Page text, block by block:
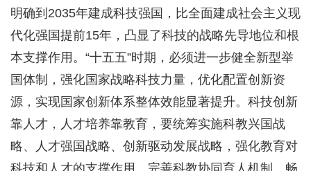
明确到2035年建成科技强国，比全面建成社会主义现
代化强国提前15年，凸显了科技的战略先导地位和根
本支撑作用。“十五五”时期，必须进一步健全新型举
国体制，强化国家战略科技力量，优化配置创新资
源，实现国家创新体系整体效能显著提升。科技创新
靠人才，人才培养靠教育，要统筹实施科教兴国战
略、人才强国战略、创新驱动发展战略，强化教育对